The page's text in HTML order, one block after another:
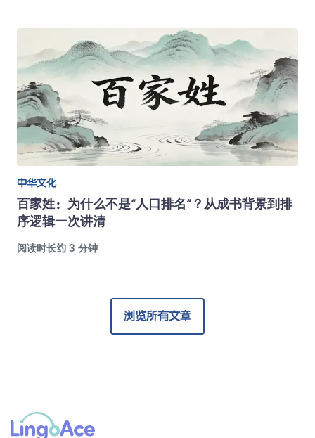
中华文化
百家姓：为什么不是“人口排名”？从成书背景到排
序逻辑一次讲清
阅读时长约 3 分钟
浏览所有文章